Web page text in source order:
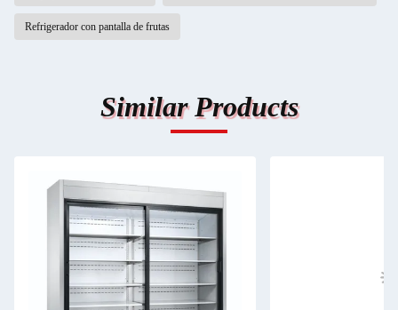
Refrigerador con pantalla de frutas
Similar Products